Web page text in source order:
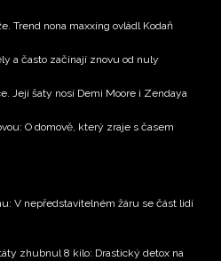
Trend nona maxxing ovládl Kodaň
a často začínají znovu od nuly
Její šaty nosí Demi Moore i Zendaya
O domově, který zraje s časem
V nepředstavitelném žáru se část lidí
zhubnul 8 kilo: Drastický detox na